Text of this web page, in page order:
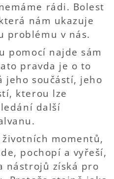
rádi. Bolest
nám ukazuje
problému v nás.
pomocí najde sám
pravda je o to
jeho součástí, jeho
kterou lze
další
momentů,
pochopí a vyřeší,
nástrojů získá pro